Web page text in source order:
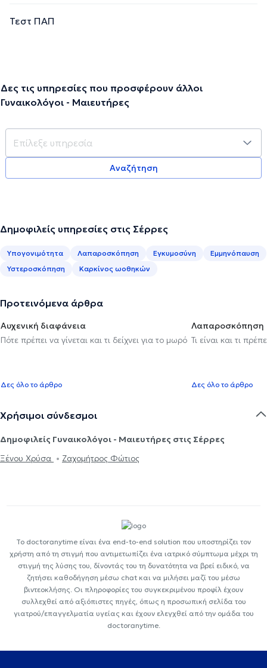
Τεστ ΠΑΠ
Δες τις υπηρεσίες που προσφέρουν άλλοι
Γυναικολόγοι - Μαιευτήρες
Αναζήτηση
Δημοφιλείς υπηρεσίες στις Σέρρες
Υπογονιμότητα Λαπαροσκόπηση Εγκυμοσύνη
Εμμηνόπαυση
Υστεροσκόπηση
Καρκίνος ωοθηκών
Προτεινόμενα άρθρα
Αυχενική διαφάνεια
Πότε πρέπει να γίνεται και τι δείχνει για το μωρό
Δες όλο το άρθρο
Λαπαροσκόπηση
Τι είναι και τι
Δες όλο το άρθρο
Χρήσιμοι σύνδεσμοι
Δημοφιλείς Γυναικολόγοι - Μαιευτήρες στις Σέρρες
Ξένου Χρύσα
Ζαχομήτρος Φώτιος
Το doctoranytime είναι ένα end-to-end solution που υποστηρίζει τον
χρήστη από τη στιγμή που αντιμετωπίζει ένα ιατρικό σύμπτωμα μέχρι τη
στιγμή της λύσης του, δίνοντάς του τη δυνατότητα να βρεί ειδικό, να
ζητήσει καθοδήγηση μέσω chat και να μιλήσει μαζί του μέσω
βιντεοκλήσης. Οι πληροφορίες του συγκεκριμένου προφίλ έχουν
συλλεχθεί από αξιόπιστες πηγές, όπως η προσωπική σελίδα του
γιατρού/επαγγελματία υγείας και έχουν ελεγχθεί από την ομάδα του
doctoranytime.